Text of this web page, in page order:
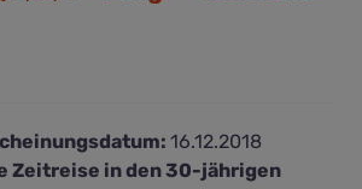
16.12.2018
Zeitreise in den 30-jährigen